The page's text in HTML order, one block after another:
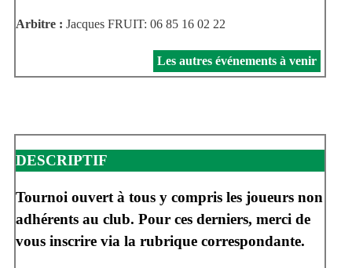
Arbitre : Jacques FRUIT: 06 85 16 02 22
Les autres événements à venir
DESCRIPTIF
Tournoi ouvert à tous y compris les joueurs non
adhérents au club. Pour ces derniers, merci de
vous inscrire via la rubrique correspondante.